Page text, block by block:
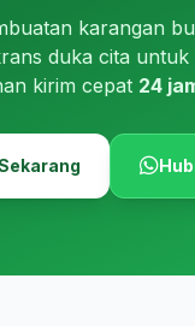
karangan
duka cita
kirim cepat 24